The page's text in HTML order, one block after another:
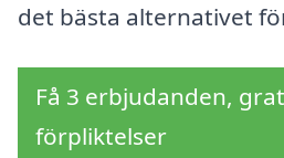
det bästa alternativet
Få 3 erbjudanden,
förpliktelser